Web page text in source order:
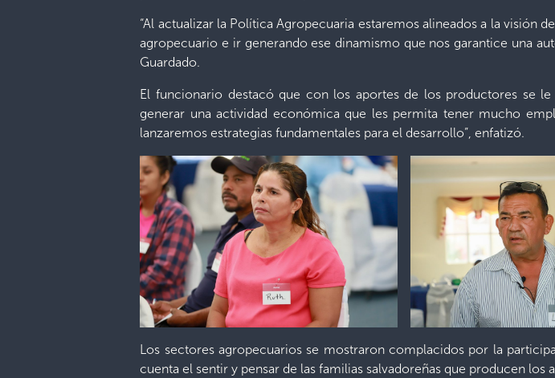
“Al actualizar la Política Agropecuaria estaremos alineados a la visión
agropecuario e ir generando ese dinamismo que nos garantice una
Guardado.
El funcionario destacó que con los aportes de los productores se
generar una actividad económica que les permita tener mucho
lanzaremos estrategias fundamentales para el desarrollo”, enfatizó.
Los sectores agropecuarios se mostraron complacidos por la
cuenta el sentir y pensar de las familias salvadoreñas que producen los